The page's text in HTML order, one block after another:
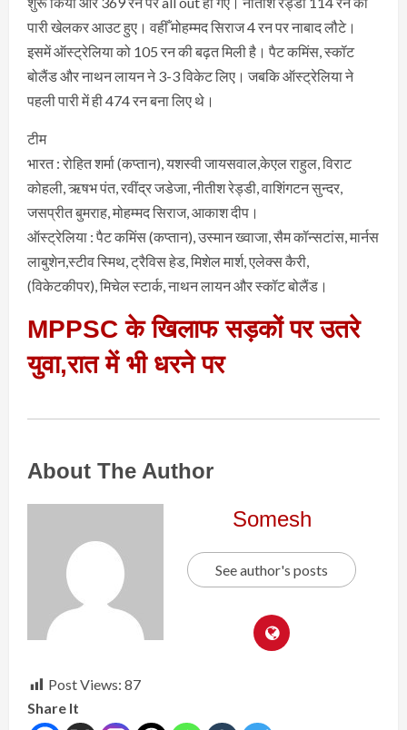
पारी खेलकर आउट हुए। वहीँ मोहम्मद सिराज 4 रन पर नाबाद लौटे।
इसमें ऑस्ट्रेलिया को 105 रन की बढ़त मिली है। पैट कमिंस, स्कॉट
बोलैंड और नाथन लायन ने 3-3 विकेट लिए। जबकि ऑस्ट्रेलिया ने
पहली पारी में ही 474 रन बना लिए थे।
टीम
भारत : रोहित शर्मा (कप्तान), यशस्वी जायसवाल,केएल राहुल, विराट
कोहली, ऋषभ पंत, रवींद्र जडेजा, नीतीश रेड्डी, वाशिंगटन सुन्दर,
जसप्रीत बुमराह, मोहम्मद सिराज, आकाश दीप।
ऑस्ट्रेलिया : पैट कमिंस (कप्तान), उस्मान ख्वाजा, सैम कॉन्सटांस, मार्नस
लाबुशेन,स्टीव स्मिथ, ट्रैविस हेड, मिशेल मार्श, एलेक्स कैरी,
(विकेटकीपर), मिचेल स्टार्क, नाथन लायन और स्कॉट बोलैंड।
MPPSC के खिलाफ सड़कों पर उतरे
युवा,रात में भी धरने पर
About The Author
Somesh
See author's posts
Post Views: 87
Share It